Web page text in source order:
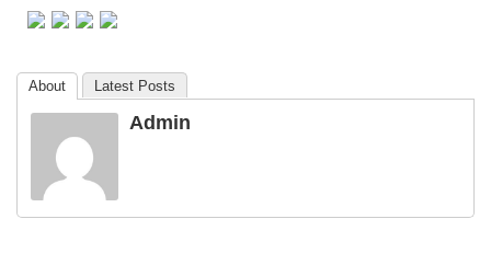
About Latest Posts
Admin